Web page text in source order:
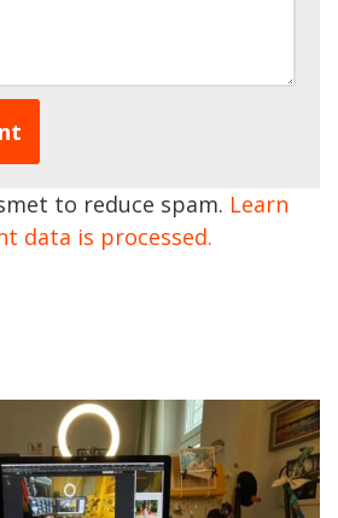
to reduce spam. Learn
data is processed.